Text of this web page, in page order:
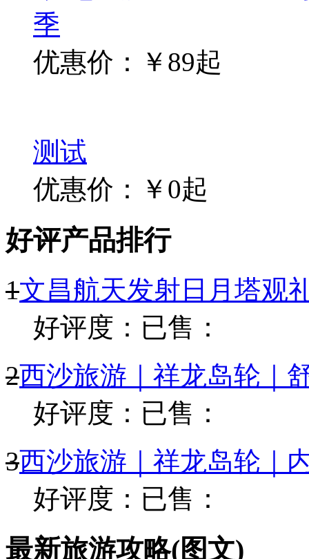
季
优惠价：￥89起
测试
优惠价：￥0起
好评产品排行
1文昌航天发射日月塔观
好评度： 已售：
2西沙旅游｜祥龙岛轮｜
好评度： 已售：
3西沙旅游｜祥龙岛轮｜
好评度： 已售：
最新旅游攻略(图文)